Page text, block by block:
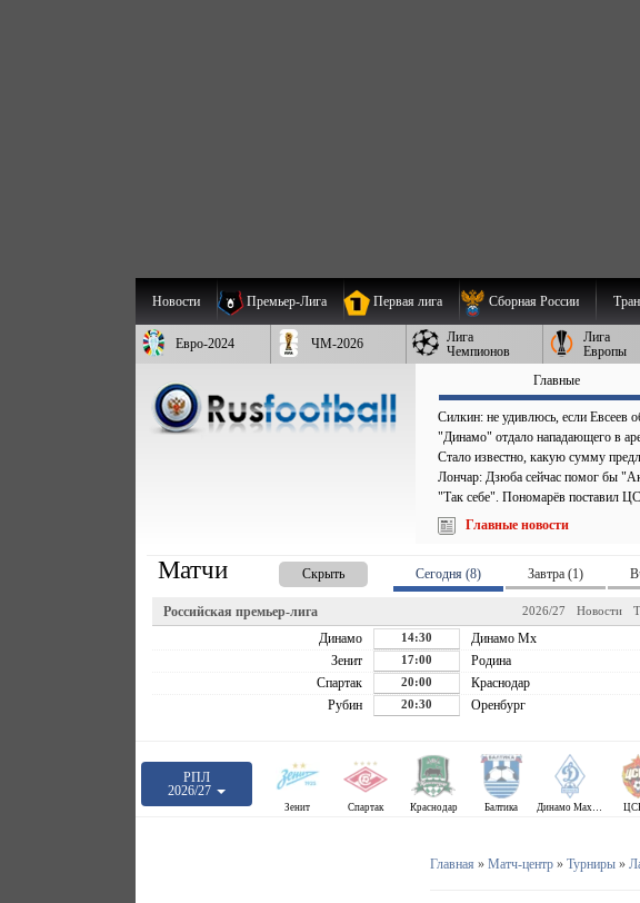
Новости Премьер-Лига Первая лига Сборная России
Евро-2024 ЧМ-2026
Лига
Чемпионов
Лига
Европы
Главные
Силкин: не удивлюсь, если Евсеев
"Динамо" отдало нападающего в
Стало известно, какую сумму
Лончар: Дзюба сейчас помог бы
"Так себе". Пономарёв поставил
Главные новости
Матчи Скрыть Сегодня (8) Завтра (1)
Российская премьер-лига Новости
2026/27
Динамо 14:30 Динамо Мх
Зенит 17:00 Родина
Спартак 20:00 Краснодар
Рубин 20:30 Оренбург
РПЛ
2026/27
Зенит Спартак Краснодар Балтика Динамо Махачкала
Главная » Матч-центр» Турниры»